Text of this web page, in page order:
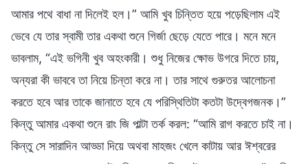
আমার পথে বাধা না দিলেই হল।” আমি খুব চিন্তিত হয়ে পড়েছিলাম এই
ভেবে যে তার স্বামী তার একথা শুনে গির্জা ছেড়ে যেতে পারে। মনে মনে
ভাবলাম, “এই ভগিনী খুব অহংকারী। শুধু নিজের ক্ষোভ উগরে দিতে চায়,
অন্যরা কী ভাববে তা নিয়ে চিন্তা করে না। তার সাথে গুরুতর আলোচনা
করতে হবে আর তাকে জানাতে হবে যে পরিস্থিতিটা কতটা উদ্বেগজনক।”
কিন্তু আমার একথা শুনে রাং জি পাল্টা তর্ক করল: “আমি রাগ করতে চাই না।
কিন্তু সে সারাদিন আড্ডা দিয়ে অথবা মাহজং খেলে কাটায় আর ঈশ্বরের